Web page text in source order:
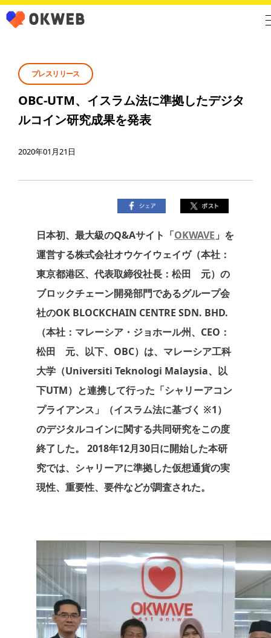
プレスリリース
OBC-UTM、イスラム法に準拠したデジタ
ルコイン研究成果を発表
2020年01月21日
日本初、最大級のQ&Aサイト「OKWAVE 」を
運営する株式会社オウケイウェイヴ（本社：
東京都港区、代表取締役社長：松田 元）の
ブロックチェーン開発部門であるグループ会
社のOK BLOCKCHAIN CENTRE SDN. BHD.
（本社：マレーシア・ジョホール州、CEO：
松田 元、以下、OBC）は、マレーシア工科
大学（Universiti Teknologi Malaysia、以
下UTM）と連携して行った「シャリーアコン
プライアンス」（イスラム法に基づく ※1）
のデジタルコインに関する共同研究をこの度
終了した。 2018年12月30日に開始した本研
究では、シャリーアに準拠した仮想通貨の実
現性、重要性、要件などが調査された。